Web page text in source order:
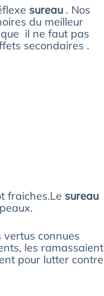
sureau . Nos
du meilleur
il ne faut pas
secondaires .
fraiches.Le sureau
vertus connues
les ramassaient
pour lutter contre